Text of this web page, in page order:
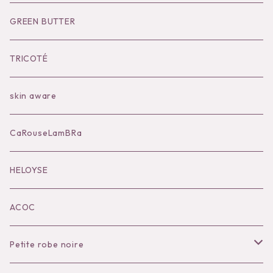
Socks
Shoes
Bilitis dix-sept ans
Inner
Outer
Bag
Accessories
Black series
KOKO別注
Goods
Goods
GREEN BUTTER
TRICOTÉ
skin aware
CaRouseLamBRa
HELOYSE
ACOC
Petite robe noire